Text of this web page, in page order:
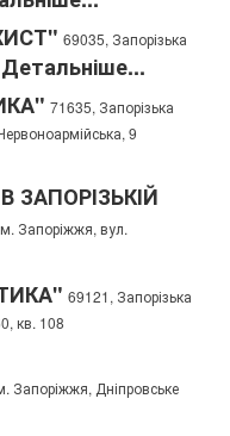
69035, Запорізька
Детальніше...
71635, Запорізька
9
ЗАПОРІЗЬКІЙ
Запоріжжя, вул.
69121, Запорізька
кв. 108
Запоріжжя, Дніпровське